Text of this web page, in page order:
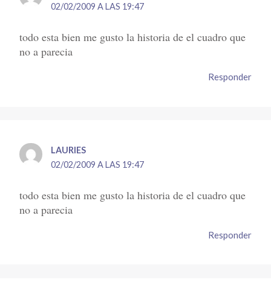
02/02/2009 A LAS 19:47
todo esta bien me gusto la historia de el cuadro que
no a parecia
Responder
LAURIES
02/02/2009 A LAS 19:47
todo esta bien me gusto la historia de el cuadro que
no a parecia
Responder